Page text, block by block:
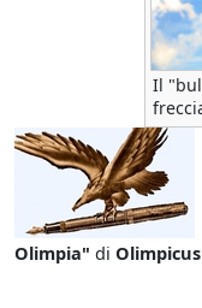
Il
Olimpia" di Olimpicus